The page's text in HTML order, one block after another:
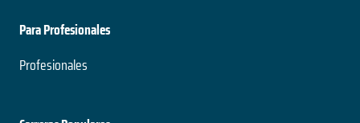
Para Profesionales
Profesionales